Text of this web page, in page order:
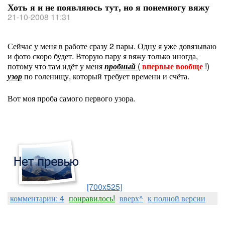
Хоть я и не появляюсь тут, но я понемногу вяжу
21-10-2008 11:31
Сейчас у меня в работе сразу 2 пары. Одну я уже довязываю
и фото скоро будет. Вторую пару я вяжу только иногда,
потому что там идёт у меняпробный (впервые вообще !)
узорпо голенищу, который требует времени и счёта.
Вот моя проба самого первого узора.
[700x525]
комментарии: 4 понравилось! вверх^ к полной версии